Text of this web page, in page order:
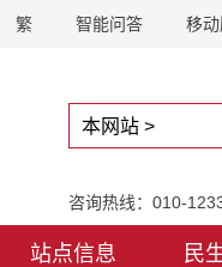
繁 智能问答 移动
咨询热线：010-
站点信息 民